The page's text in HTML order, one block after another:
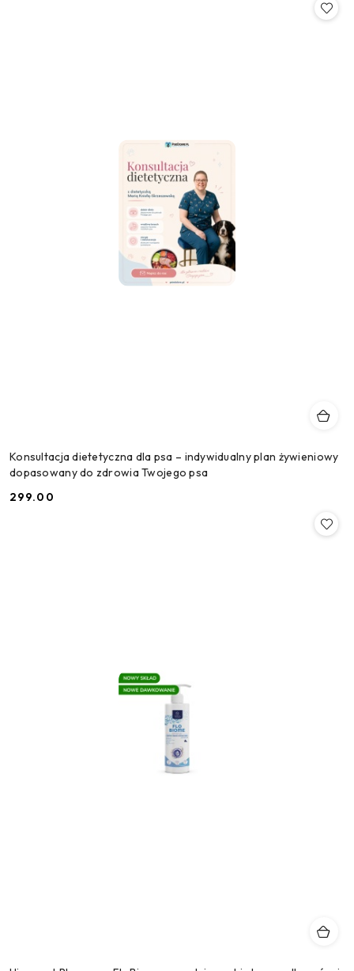
Konsultacja dietetyczna dla psa – indywidualny plan żywieniowy
dopasowany do zdrowia Twojego psa
Cena:
299.00